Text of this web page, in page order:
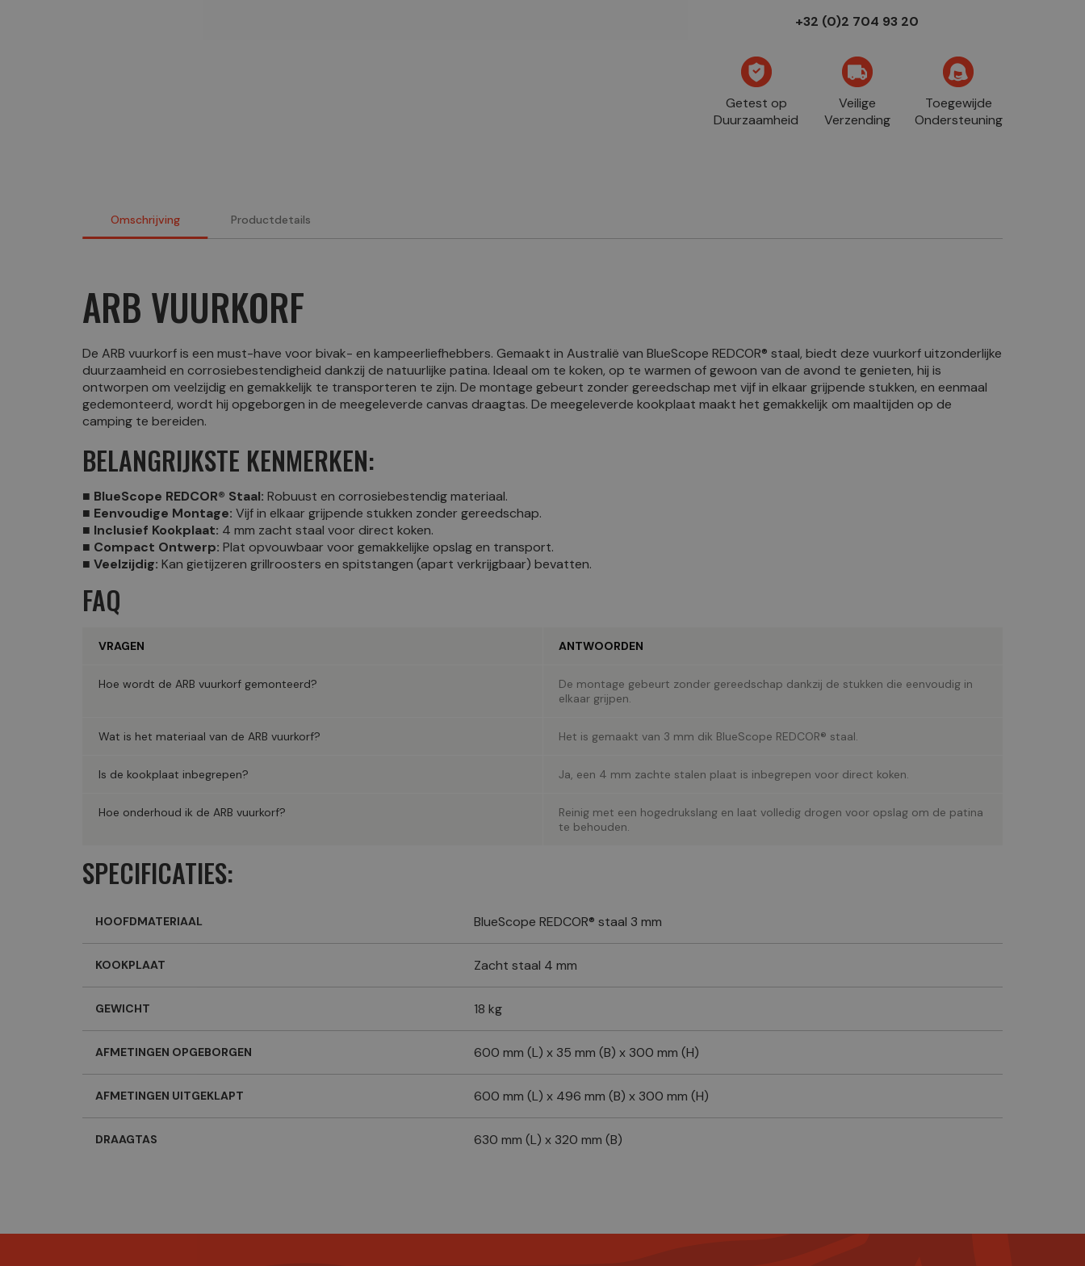
+32 (0)2 704 93 20
Getest op
Duurzaamheid
Veilige
Verzending
Toegewijde
Ondersteuning
Omschrijving Productdetails
ARB VUURKORF
De ARB vuurkorf is een must-have voor bivak- en kampeerliefhebbers. Gemaakt in Australië van BlueScope REDCOR® staal, biedt deze vuurkorf uitzonderlijke
duurzaamheid en corrosiebestendigheid dankzij de natuurlijke patina. Ideaal om te koken, op te warmen of gewoon van de avond te genieten, hij is
ontworpen om veelzijdig en gemakkelijk te transporteren te zijn. De montage gebeurt zonder gereedschap met vijf in elkaar grijpende stukken, en eenmaal
gedemonteerd, wordt hij opgeborgen in de meegeleverde canvas draagtas. De meegeleverde kookplaat maakt het gemakkelijk om maaltijden op de
camping te bereiden.
BELANGRIJKSTE KENMERKEN:
■ BlueScope REDCOR® Staal: Robuust en corrosiebestendig materiaal.
■ Eenvoudige Montage: Vijf in elkaar grijpende stukken zonder gereedschap.
■ Inclusief Kookplaat: 4 mm zacht staal voor direct koken.
■ Compact Ontwerp: Plat opvouwbaar voor gemakkelijke opslag en transport.
■ Veelzijdig: Kan gietijzeren grillroosters en spitstangen (apart verkrijgbaar) bevatten.
FAQ
VRAGEN ANTWOORDEN
Hoe wordt de ARB vuurkorf gemonteerd?
De montage gebeurt zonder gereedschap dankzij de stukken die eenvoudig in
elkaar grijpen.
Wat is het materiaal van de ARB vuurkorf? Het is gemaakt van 3 mm dik BlueScope REDCOR® staal.
Is de kookplaat inbegrepen? Ja, een 4 mm zachte stalen plaat is inbegrepen voor direct koken.
Hoe onderhoud ik de ARB vuurkorf?
Reinig met een hogedrukslang en laat volledig drogen voor opslag om de patina
te behouden.
SPECIFICATIES:
HOOFDMATERIAAL BlueScope REDCOR® staal 3 mm
KOOKPLAAT Zacht staal 4 mm
GEWICHT 18 kg
AFMETINGEN OPGEBORGEN 600 mm (L) x 35 mm (B) x 300 mm (H)
AFMETINGEN UITGEKLAPT 600 mm (L) x 496 mm (B) x 300 mm (H)
DRAAGTAS 630 mm (L) x 320 mm (B)